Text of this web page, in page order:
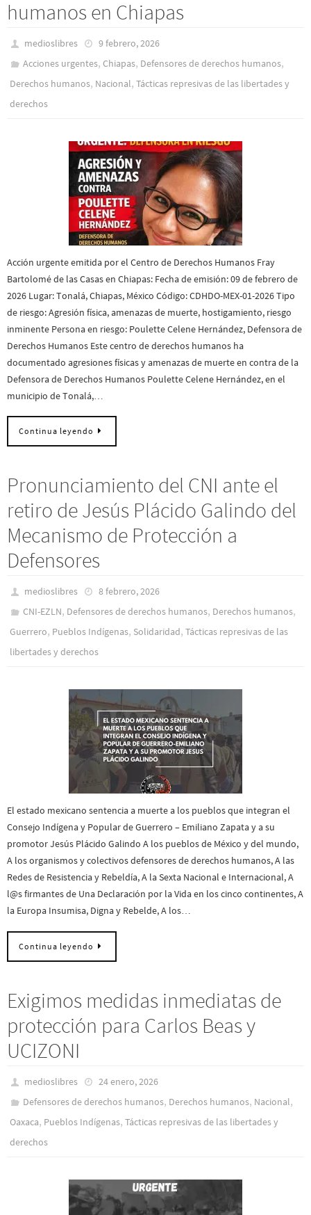
humanos en Chiapas
medioslibres
9 febrero, 2026
Acciones urgentes,Chiapas, Defensores de derechos humanos,
Derechos humanos, Nacional, Tácticas represivas de las libertades y
derechos
Acción urgente emitida por el Centro de Derechos Humanos Fray
Bartolomé de las Casas en Chiapas: Fecha de emisión: 09 de febrero de
2026 Lugar: Tonalá, Chiapas, México Código: CDHDO-MEX-01-2026 Tipo
de riesgo: Agresión física, amenazas de muerte, hostigamiento, riesgo
inminente Persona en riesgo: Poulette Celene Hernández, Defensora de
Derechos Humanos Este centro de derechos humanos ha
documentado agresiones físicas y amenazas de muerte en contra de la
Defensora de Derechos Humanos Poulette Celene Hernández, en el
municipio de Tonalá,…
Continua leyendo
Pronunciamiento del CNI ante el
retiro de Jesús Plácido Galindo del
Mecanismo de Protección a
Defensores
medioslibres
8 febrero, 2026
CNI-EZLN, Defensores de derechos humanos, Derechos humanos,
Guerrero, Pueblos Indí­genas, Solidaridad, Tácticas represivas de las
libertades y derechos
El estado mexicano sentencia a muerte a los pueblos que integran el
Consejo Indígena y Popular de Guerrero – Emiliano Zapata y a su
promotor Jesús Plácido Galindo A los pueblos de México y del mundo,
A los organismos y colectivos defensores de derechos humanos, A las
Redes de Resistencia y Rebeldía, A la Sexta Nacional e Internacional, A
l@s firmantes de Una Declaración por la Vida en los cinco continentes, A
la Europa Insumisa, Digna y Rebelde, A los…
Continua leyendo
Exigimos medidas inmediatas de
protección para Carlos Beas y
UCIZONI
medioslibres
24 enero, 2026
Defensores de derechos humanos, Derechos humanos, Nacional,
Oaxaca, Pueblos Indí­genas, Tácticas represivas de las libertades y
derechos